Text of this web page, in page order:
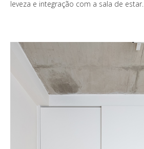
leveza e integração com a sala de estar.